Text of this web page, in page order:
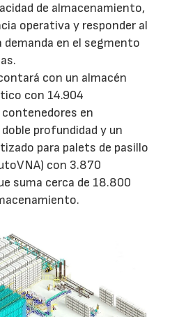
de almacenamiento,
operativa y responder al
en el segmento
con un almacén
con 14.904
en
profundidad y un
para palets de pasillo
con 3.870
suma cerca de 18.800